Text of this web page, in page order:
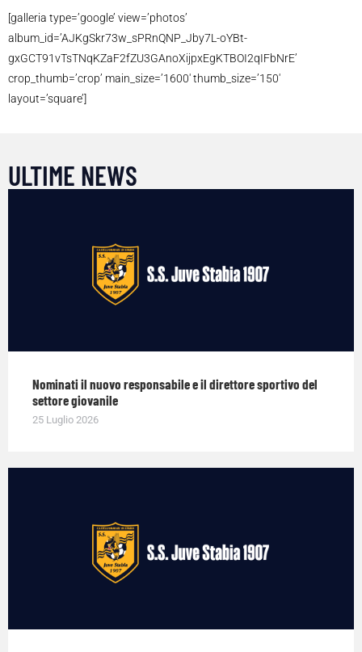
[galleria type=’google’ view=’photos’
album_id=’AJKgSkr73w_sPRnQNP_Jby7L-oYBt-
gxGCT91vTsTNqKZaF2fZU3GAnoXijpxEgKTBOI2qIFbNrE’
crop_thumb=’crop’ main_size=’1600′ thumb_size=’150′
layout=’square’]
ULTIME NEWS
Nominati il nuovo responsabile e il direttore sportivo del
settore giovanile
25 Luglio 2026